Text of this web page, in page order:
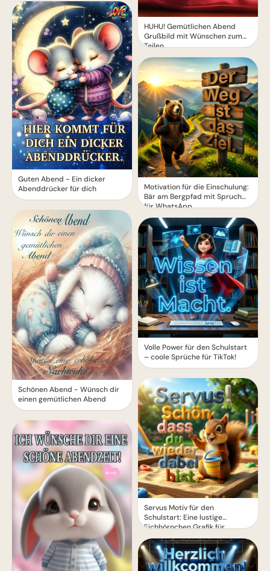
Guten Abend - Ein dicker
Abenddrücker für dich
Schönen Abend - Wünsch dir
einen gemütlichen Abend
HUHU! Gemütlichen Abend
Grußbild mit Wünschen zum
Teilen
Motivation für die Einschulung:
Bär am Bergpfad mit Spruch
für WhatsApp
Volle Power für den Schulstart
– coole Sprüche für TikTok!
Servus Motiv für den
Schulstart: Eine lustige
Eichhörnchen Grafik für
WhatsApp